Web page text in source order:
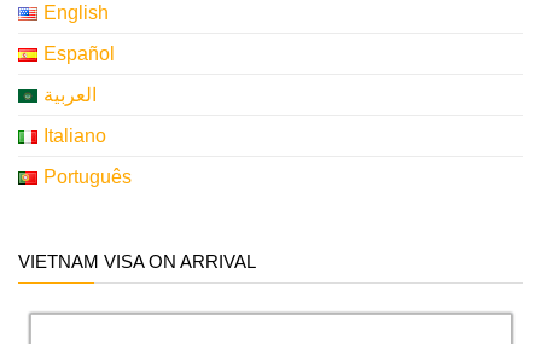
English
Español
العربية
Italiano
Português
VIETNAM VISA ON ARRIVAL